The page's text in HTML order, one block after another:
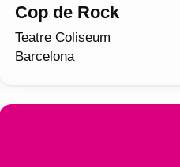
Cop de Rock
Teatre Coliseum
Barcelona